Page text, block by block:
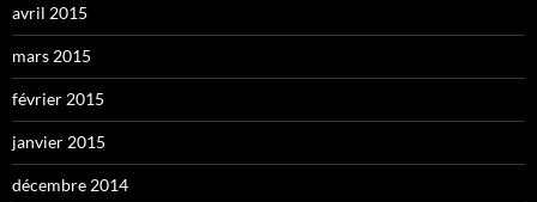
avril 2015
mars 2015
février 2015
janvier 2015
décembre 2014